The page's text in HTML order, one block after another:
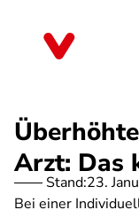
Arzt: Das
Stand:23.
Bei einer